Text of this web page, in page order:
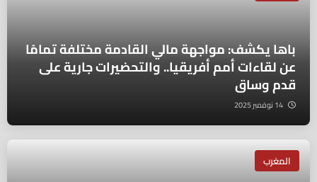
باها يكشف: مواجهة مالي القادمة مختلفة تمامًا
عن لقاءات أمم أفريقيا.. والتحضيرات جارية على
قدم وساق
المغرب